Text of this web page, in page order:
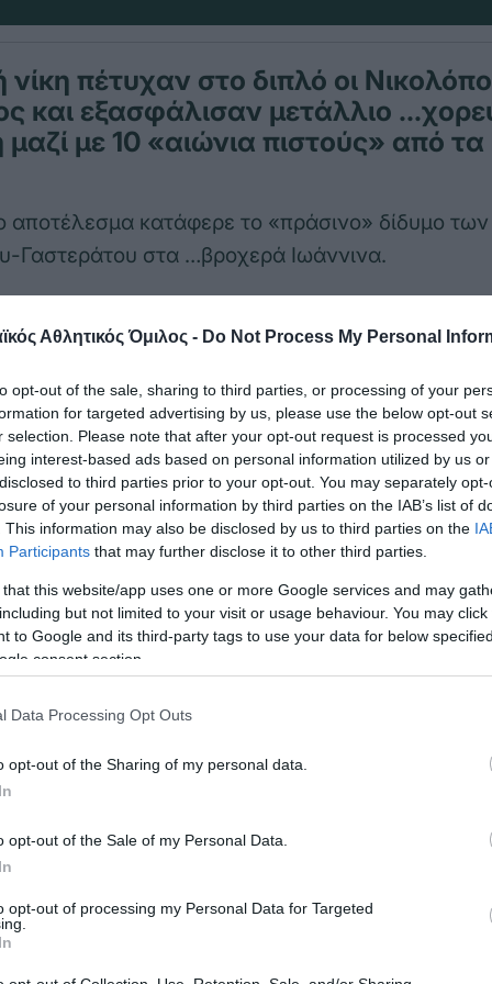
Αθλητικός Όμιλος - Do Not Process My Personal
opt-out of the sale, sharing to third parties, or processing of your
for targeted advertising by us, please use the below opt-out
selection. Please note that after your opt-out request is processed
interest-based ads based on personal information utilized by us
to third parties prior to your opt-out. You may separately
of your personal information by third parties on the IAB’s list of
This information may also be disclosed by us to third parties on the
Participants that may further disclose it to other third parties.
that this website/app uses one or more Google services and may
but not limited to your visit or usage behaviour. You may
to Google and its third-party tags to use your data for below
consent section.
Data Processing Opt Outs
opt-out of the Sharing of my personal data.
opt-out of the Sale of my Personal Data.
opt-out of processing my Personal Data for Targeted
νίκη πέτυχαν στο διπλό οι
και εξασφάλισαν μετάλλιο
με 10 «αιώνια πιστούς» από
αποτέλεσμα κατάφερε το «πράσινο» δίδυμο των
Γαστεράτου στα …βροχερά Ιωάννινα.
και εξασφάλισαν μετάλλιο. Το
περίπτωση νίκης πάνε για ασημένιο μετάλλιο.
τομέα ο Παναθηναϊκός ήταν ανώτερος και
η ομάδα πήρε ώθηση από τους δέκα οπαδούς
από τα Ιωάννινα που δεν σταμάτησαν να
στο τέλος να τραγουδήσουν όλοι μαζί τον